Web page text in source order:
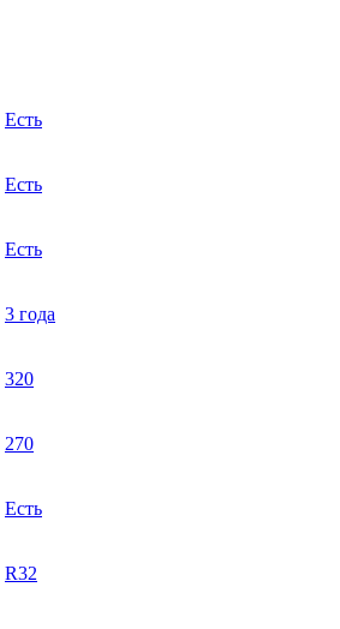
Есть
Есть
Есть
3 года
320
270
Есть
R32